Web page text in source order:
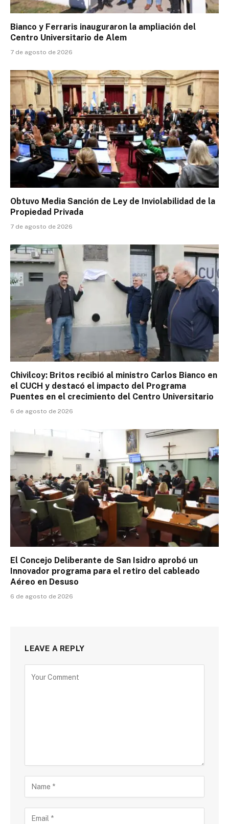
Bianco y Ferraris inauguraron la ampliación del
Centro Universitario de Alem
7 de agosto de 2026
Obtuvo Media Sanción de Ley de Inviolabilidad de la
Propiedad Privada
7 de agosto de 2026
Chivilcoy: Britos recibió al ministro Carlos Bianco en
el CUCH y destacó el impacto del Programa
Puentes en el crecimiento del Centro Universitario
6 de agosto de 2026
El Concejo Deliberante de San Isidro aprobó un
Innovador programa para el retiro del cableado
Aéreo en Desuso
6 de agosto de 2026
LEAVE A REPLY